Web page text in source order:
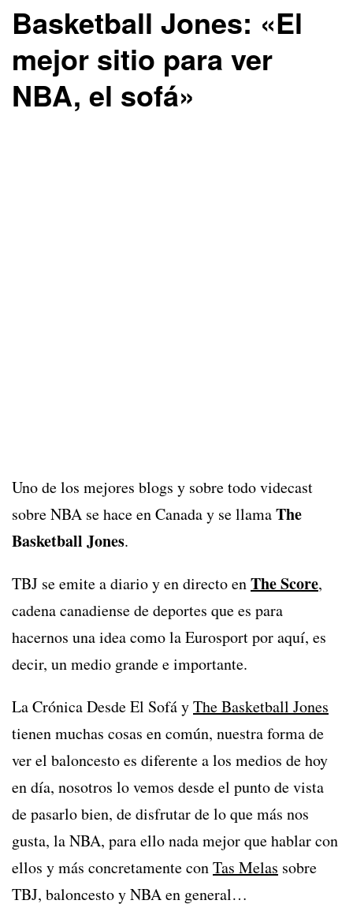
Basketball Jones: «El
mejor sitio para ver
NBA, el sofá»
Uno de los mejores blogs y sobre todo videcast
sobre NBA se hace en Canada y se llamaThe
Basketball Jones.
TBJ se emite a diario y en directo enThe Score,
cadena canadiense de deportes que es para
hacernos una idea como la Eurosport por aquí, es
decir, un medio grande e importante.
La Crónica Desde El Sofá yThe Basketball Jones
tienen muchas cosas en común, nuestra forma de
ver el baloncesto es diferente a los medios de hoy
en día, nosotros lo vemos desde el punto de vista
de pasarlo bien, de disfrutar de lo que más nos
gusta, la NBA, para ello nada mejor que hablar con
ellos y más concretamente conTas Melas sobre
TBJ, baloncesto y NBA en general…